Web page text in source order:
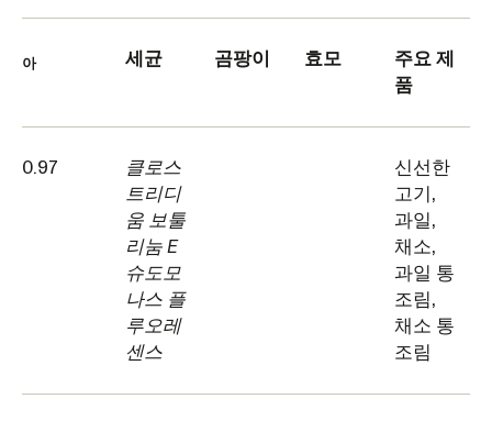
아 세균 곰팡이 효모
주요 제
품
0.97
클로스
트리디
움 보툴
리눔 E
슈도모
나스 플
루오레
센스
신선한
고기,
과일,
채소,
과일 통
조림,
채소 통
조림